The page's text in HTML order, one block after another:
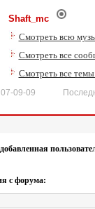
Shaft_mc
Смотреть всю
Смотреть все
Смотреть все
07-09-09
с форума: